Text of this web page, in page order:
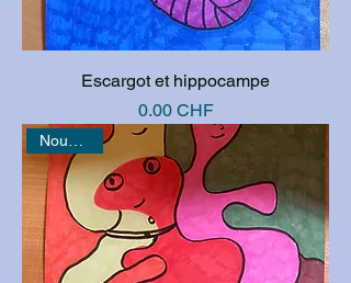
Escargot et hippocampe
Prix
0.00 CHF